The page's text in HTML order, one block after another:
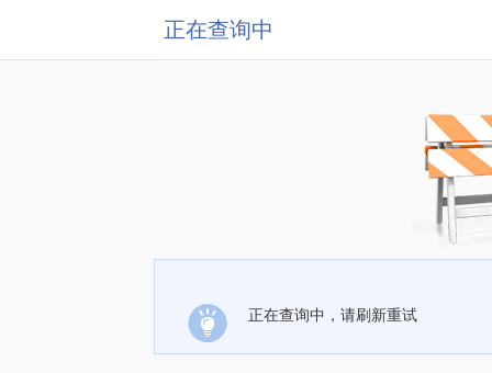
正在查询中
正在查询中，请刷新重试